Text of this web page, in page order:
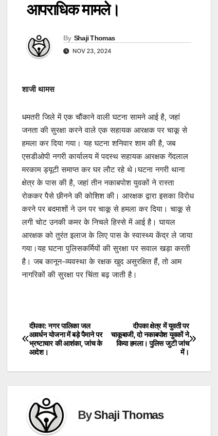
आपराधिक मामले।
By Shaji Thomas
NOV 23, 2024
शाजी थामस
धमतरी जिले में एक चौंकाने वाली घटना सामने आई है, जहां
जनता की सुरक्षा करने वाले एक सहायक आरक्षक पर चाकू से
हमला कर दिया गया। यह घटना शनिवार शाम की है, जब
एसडीओपी नगरी कार्यालय में पदस्थ सहायक आरक्षक गेंदलाल
मरकाम ड्यूटी समाप्त कर घर लौट रहे थे।घटना नगरी थाना
क्षेत्र के पास की है, जहां तीन नकाबपोश युवकों ने रास्ता
रोककर पैसे छीनने की कोशिश की। आरक्षक द्वारा इसका विरोध
करने पर बदमाशों ने उन पर चाकू से हमला कर दिया। चाकू से
लगी चोट उनकी कमर के निचले हिस्से में आई है। घायल
आरक्षक को तुरंत इलाज के लिए पास के स्वास्थ्य केंद्र ले जाया
गया।यह घटना पुलिसकर्मियों की सुरक्षा पर सवाल खड़ा करती
है। जब कानून-व्यवस्था के रक्षक खुद असुरक्षित हैं, तो आम
नागरिकों की सुरक्षा पर चिंता बढ़ जाती है।
Post
navigation
दीपका क्षेत्र में युवती पर
चाकूबाजी, दो नकाबपोश युवकों ने
किया हमला। पुलिस जुटी जांच
में।
दीपका: नगर पालिका जल
आवर्धन योजना में बड़े पैमाने पर
भ्रष्टाचार की आशंका, जांच के
आदेश।
ByShaji Thomas